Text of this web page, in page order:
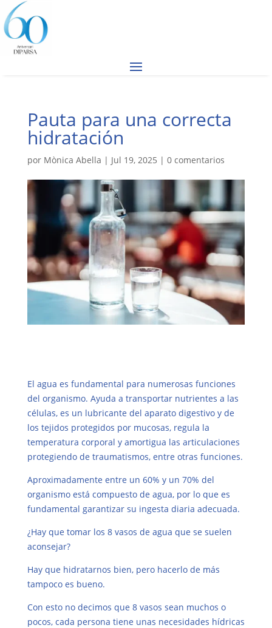
Pauta para una correcta
hidratación
por Mònica Abella | Jul 19, 2025 | 0 comentarios
El agua es fundamental para numerosas funciones
del organismo. Ayuda a transportar nutrientes a las
células, es un lubricante del aparato digestivo y de
los tejidos protegidos por mucosas, regula la
temperatura corporal y amortigua las articulaciones
protegiendo de traumatismos, entre otras funciones.
Aproximadamente entre un 60% y un 70% del
organismo está compuesto de agua, por lo que es
fundamental garantizar su ingesta diaria adecuada.
¿Hay que tomar los 8 vasos de agua que se suelen
aconsejar?
Hay que hidratarnos bien, pero hacerlo de más
tampoco es bueno.
Con esto no decimos que 8 vasos sean muchos o
pocos, cada persona tiene unas necesidades hídricas